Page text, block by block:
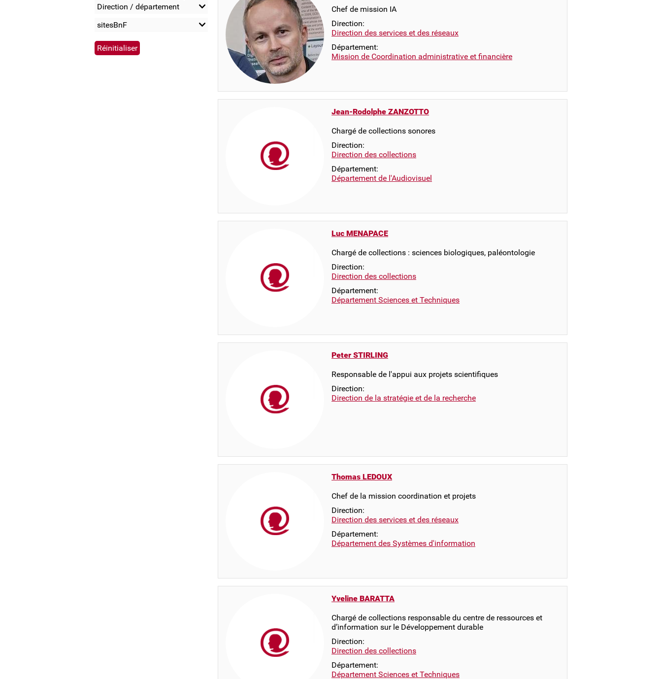
Direction / département
sitesBnF
Chef de mission IA
Direction:
Direction des services et des réseaux
Département:
Mission de Coordination administrative et financière
Jean-Rodolphe ZANZOTTO
Chargé de collections sonores
Direction:
Direction des collections
Département:
Département de l'Audiovisuel
Luc MENAPACE
Chargé de collections : sciences biologiques, paléontologie
Direction:
Direction des collections
Département:
Département Sciences et Techniques
Peter STIRLING
Responsable de l'appui aux projets scientifiques
Direction:
Direction de la stratégie et de la recherche
Thomas LEDOUX
Chef de la mission coordination et projets
Direction:
Direction des services et des réseaux
Département:
Département des Systèmes d'information
Yveline BARATTA
Chargé de collections responsable du centre de ressources et
d’information sur le Développement durable
Direction:
Direction des collections
Département:
Département Sciences et Techniques